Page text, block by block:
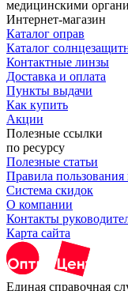
Интернет-магазин
Каталог оправ
Каталог
Контактные линзы
Доставка и оплата
Пункты выдачи
Как купить
Акции
Полезные ссылки
по ресурсу
Полезные статьи
Правила
Система скидок
О компании
Контакты
Карта сайта
Единая справочная